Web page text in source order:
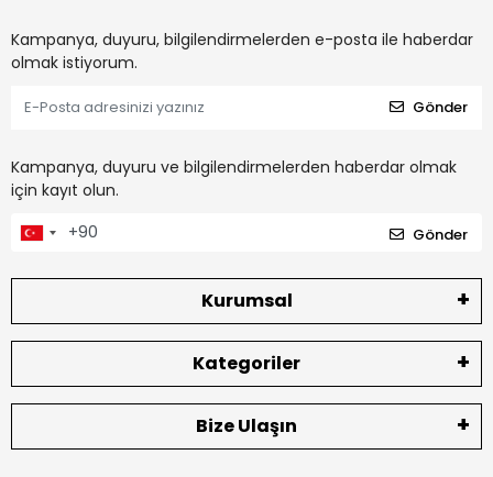
Kampanya, duyuru, bilgilendirmelerden e-posta ile haberdar
olmak istiyorum.
Gönder
Kampanya, duyuru ve bilgilendirmelerden haberdar olmak
için kayıt olun.
Gönder
Kurumsal
Kategoriler
Bize Ulaşın